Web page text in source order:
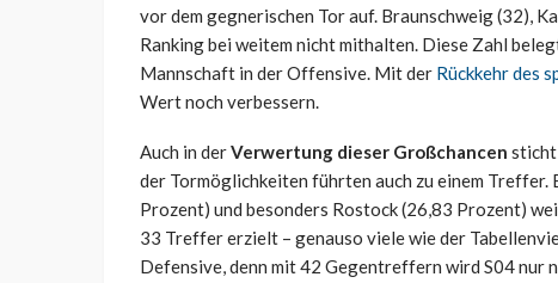
vor dem gegnerischen Tor auf. Braunschweig (32),
Ranking bei weitem nicht mithalten. Diese Zahl
Mannschaft in der Offensive. Mit der Rückkehr des
Wert noch verbessern.
Auch in derVerwertung dieser Großchancen sticht
der Tormöglichkeiten führten auch zu einem
Prozent) und besonders Rostock (26,83 Prozent)
33 Treffer erzielt – genauso viele wie der
Defensive, denn mit 42 Gegentreffern wird S04 nur